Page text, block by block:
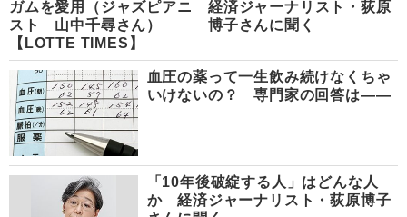
ガムを愛用（ジャズピアニ
スト 山中千尋さん）
【LOTTE TIMES】
経済ジャーナリスト・荻原
博子さんに聞く
血圧の薬って一生飲み続けなくちゃ
いけないの？ 専門家の回答は――
「10年後破綻する人」はどんな人
か 経済ジャーナリスト・荻原博子